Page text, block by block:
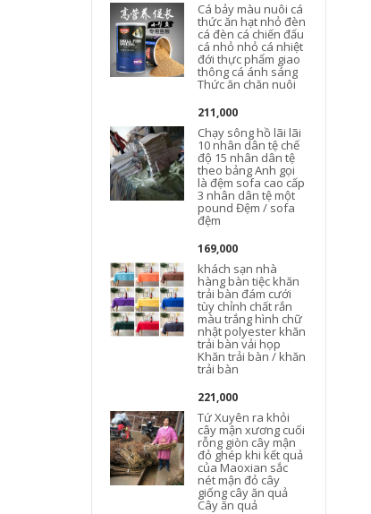
Cá bảy màu nuôi cá
thức ăn hạt nhỏ đèn
cá đèn cá chiến đấu
cá nhỏ nhỏ cá nhiệt
đới thực phẩm giao
thông cá ánh sáng
Thức ăn chăn nuôi
211,000
Chạy sông hồ lãi lãi
10 nhân dân tệ chế
độ 15 nhân dân tệ
theo bảng Anh gọi
là đệm sofa cao cấp
3 nhân dân tệ một
pound Đệm / sofa
đệm
169,000
khách sạn nhà
hàng bàn tiệc khăn
trải bàn đám cưới
tùy chỉnh chất rắn
màu trắng hình chữ
nhật polyester khăn
trải bàn vải họp
Khăn trải bàn / khăn
trải bàn
221,000
Tứ Xuyên ra khỏi
cây mận xương cuối
rỗng giòn cây mận
đỏ ghép khi kết quả
của Maoxian sắc
nét mận đỏ cây
giống cây ăn quả
Cây ăn quả